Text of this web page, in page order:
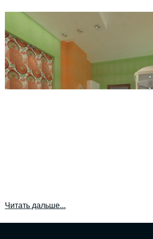
Читать дальше...